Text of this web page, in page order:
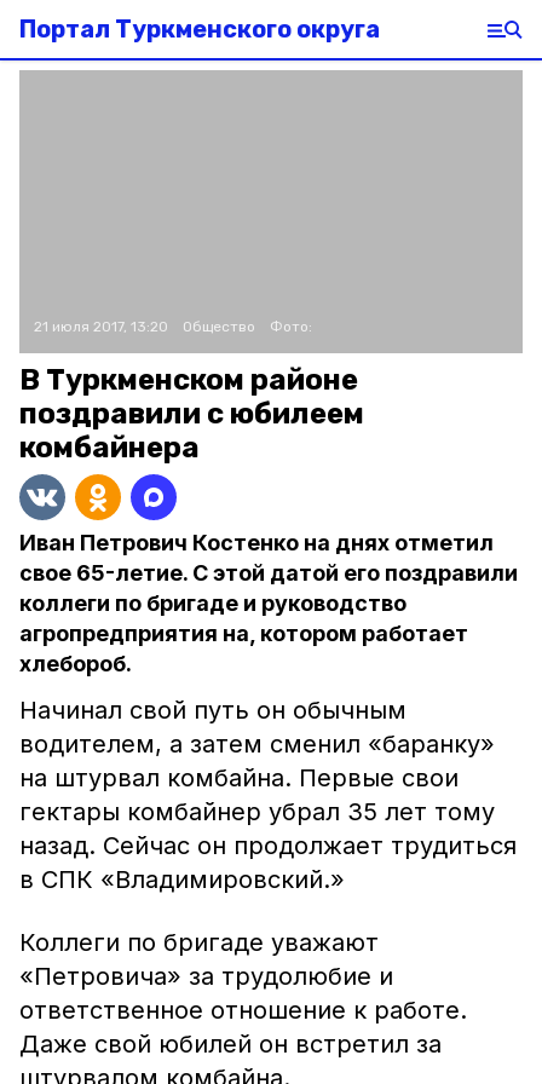
Портал Туркменского округа
21 июля 2017, 13:20 Общество Фото:
В Туркменском районе
поздравили с юбилеем
комбайнера
Иван Петрович Костенко на днях отметил
свое 65-летие. С этой датой его поздравили
коллеги по бригаде и руководство
агропредприятия на, котором работает
хлебороб.
Начинал свой путь он обычным
водителем, а затем сменил «баранку»
на штурвал комбайна. Первые свои
гектары комбайнер убрал 35 лет тому
назад. Сейчас он продолжает трудиться
в СПК «Владимировский.»
Коллеги по бригаде уважают
«Петровича» за трудолюбие и
ответственное отношение к работе.
Даже свой юбилей он встретил за
штурвалом комбайна.